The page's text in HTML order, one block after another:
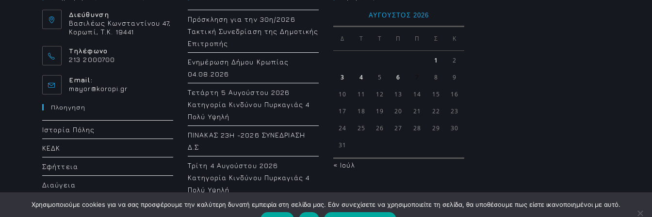
Διεύθυνση
Βασιλέως Κωνσταντίνου 47,
Κορωπί, Τ.Κ. 19441
Τηλέφωνο
213 2000700
Email:
mayor@koropi.gr
Πλοηγηση
Ιστορία Πόλης
ΚΕΔΚ
Σφήττεια
Διαύγεια
Πρόσκληση για την 30η/2026
Τακτική Συνεδρίαση της Δημοτικής
Επιτροπής
Ενημέρωση Δήμου Κρωπίας
04.08.2026
Τετάρτη 5 Αυγούστου 2026
Κατηγορία Κινδύνου Πυρκαγιάς 4
Πολύ Υψηλή
ΠΙΝΑΚΑΣ 23H -2026 ΣΥΝΕΔΡΙΑΣΗ
Δ.Σ
Τρίτη 4 Αυγούστου 2026
Κατηγορία Κινδύνου Πυρκαγιάς 4
Πολύ Υψηλή
ΑΎΓΟΥΣΤΟΣ 2026
Δ Τ Τ Π Π Σ Κ
1 2
3 4 5 6 8 9
10 11 12 13 14 15 16
17 18 19 20 21 22 23
24 25 26 27 28 29 30
31
« Ιούλ
Χρησιμοποιούμε cookies για να σας προσφέρουμε την καλύτερη δυνατή εμπειρία στη σελίδα μας. Εάν συνεχίσετε να χρησιμοποιείτε τη σελίδα, θα υποθέσουμε πως είστε ικανοποιημένοι με αυτό.